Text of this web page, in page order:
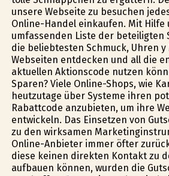
unsere Webseite zu besuchen
Online-Handel einkaufen. Mit Hilfe
umfassenden Liste der beteiligten
die beliebtesten Schmuck, Uhren y
Webseiten entdecken und all die
aktuellen Aktionscode nutzen
Sparen? Viele Online-Shops, wie
heutzutage über Systeme ihren
Rabattcode anzubieten, um ihre
entwickeln. Das Einsetzen von
zu den wirksamen
Online-Anbieter immer öfter
diese keinen direkten Kontakt zu
aufbauen können, wurden die